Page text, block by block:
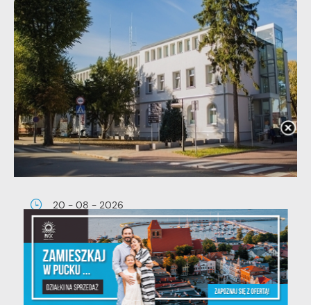
20 - 08 - 2026
Teatralne lato - Zdrowo i kolorowo